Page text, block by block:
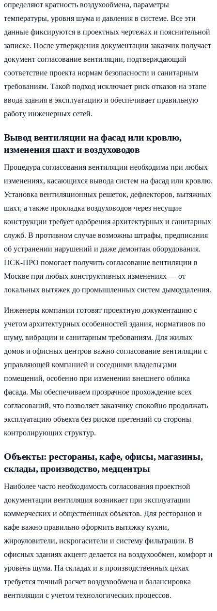
определяют кратность воздухообмена, параметры
температуры, уровня шума и давления в системе. Все эти
данные фиксируются в проектных чертежах и пояснительной
записке. После утверждения документации заказчик получает
документ согласование вентиляции, подтверждающий
соответствие проекта нормам безопасности и санитарным
требованиям. Такой подход исключает риск отказов на этапе
ввода здания в эксплуатацию и обеспечивает правильную
работу инженерных сетей.
Вывод вентиляции на фасад или кровлю,
изменения шахт и воздуховодов
Процедура согласования вентиляции необходима при любых
изменениях, касающихся вывода систем на фасад или кровлю.
Установка вентиляционных решеток, дефлекторов, вытяжных
шахт, а также прокладка воздуховодов через несущие
конструкции требует одобрения архитектурных и санитарных
служб. В противном случае возможны штрафы, предписания
об устранении нарушений и даже демонтаж оборудования.
ПСК-ПРО помогает получить согласование вентиляции в
Москве при любых конструктивных изменениях — от
локальных вытяжек до промышленных систем дымоудаления.
Инженеры компании готовят проектную документацию с
учетом архитектурных особенностей здания, нормативов по
шуму, вибрации и санитарным требованиям. Для жилых
домов и офисных центров важно согласование вентиляции с
управляющей компанией и соседними владельцами
помещений, особенно при изменении внешнего облика
фасада. Мы обеспечиваем прозрачное прохождение всех
согласований, что позволяет заказчику спокойно продолжать
эксплуатацию объекта без рисков претензий со стороны
контролирующих структур.
Объекты: рестораны, кафе, офисы, магазины,
склады, производство, медцентры
Наиболее часто необходимость согласования проектной
документации вентиляция возникает при эксплуатации
коммерческих и общественных объектов. Для ресторанов и
кафе важно правильно оформить вытяжку кухни,
жироуловители, искрогасители и систему фильтрации. В
офисных зданиях акцент делается на воздухообмен, комфорт и
уровень шума. На складах и в производственных цехах
требуется точный расчет воздухообмена и балансировка
вентиляции с учетом технологических процессов.